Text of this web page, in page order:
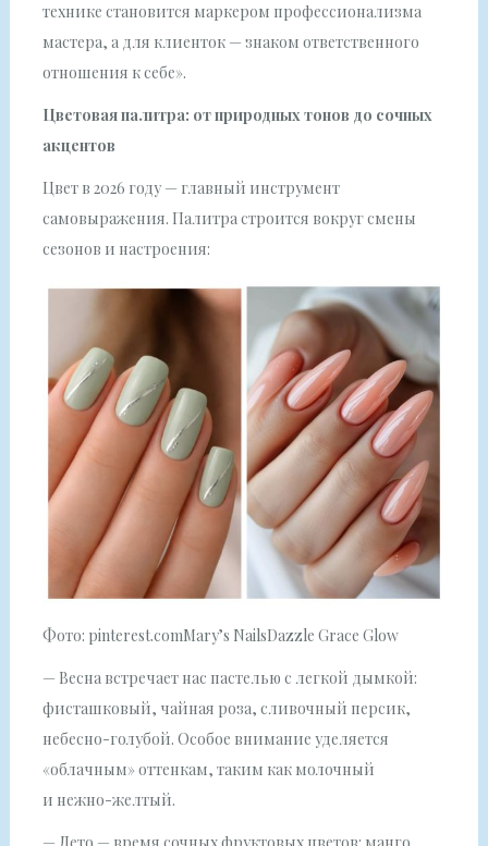
технике становится маркером профессионализма
мастера, а для клиенток — знаком ответственного
отношения к себе».
Цветовая палитра: от природных тонов до сочных
акцентов
Цвет в 2026 году — главный инструмент
самовыражения. Палитра строится вокруг смены
сезонов и настроения:
Фото: pinterest.comMary’s NailsDazzle Grace Glow
— Весна встречает нас пастелью с легкой дымкой:
фисташковый, чайная роза, сливочный персик,
небесно-голубой. Особое внимание уделяется
«облачным» оттенкам, таким как молочный
и нежно-желтый.